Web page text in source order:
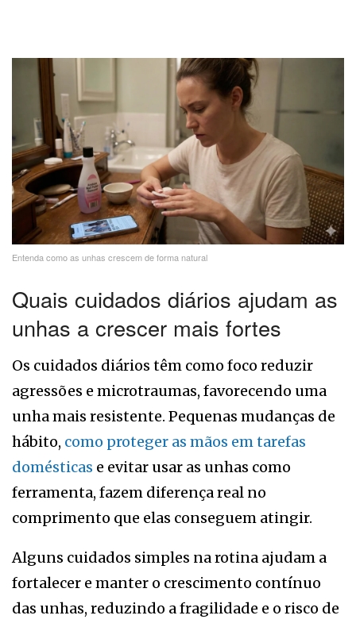
Entenda como as unhas crescem de forma natural
Quais cuidados diários ajudam as
unhas a crescer mais fortes
Os cuidados diários têm como foco reduzir
agressões e microtraumas, favorecendo uma
unha mais resistente. Pequenas mudanças de
hábito, como proteger as mãos em tarefas
domésticas e evitar usar as unhas como
ferramenta, fazem diferença real no
comprimento que elas conseguem atingir.
Alguns cuidados simples na rotina ajudam a
fortalecer e manter o crescimento contínuo
das unhas, reduzindo a fragilidade e o risco de